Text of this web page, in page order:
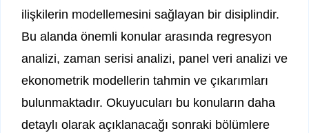
ilişkilerin modellemesini sağlayan bir disiplindir.
Bu alanda önemli konular arasında regresyon
analizi, zaman serisi analizi, panel veri analizi ve
ekonometrik modellerin tahmin ve çıkarımları
bulunmaktadır. Okuyucuları bu konuların daha
detaylı olarak açıklanacağı sonraki bölümlere